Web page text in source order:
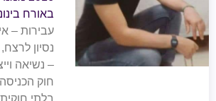
באורח
עבירות –
נסיון לרצח,
– נשיאה
חוק
בלתי חוקית